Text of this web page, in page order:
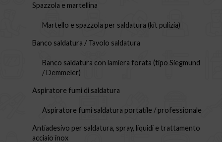
Spazzola e martellina
Martello e spazzola per saldatura (kit pulizia)
Banco saldatura / Tavolo saldatura
Banco saldatura con lamiera forata (tipo Siegmund
/ Demmeler)
Aspiratore fumi di saldatura
Aspiratore fumi saldatura portatile / professionale
Antiadesivo per saldatura, spray, liquidi e trattamento
acciaio inox